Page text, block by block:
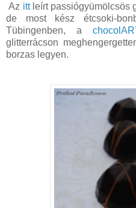
Az ittleírt passiógyümölcsös
de most kész étcsoki-
Tübingenben, a
glitterrácson
borzas legyen.